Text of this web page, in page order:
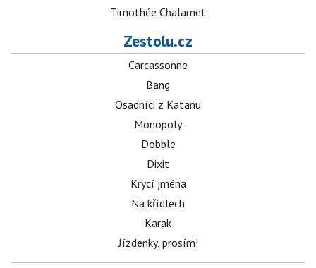
Timothée Chalamet
Zestolu.cz
Carcassonne
Bang
Osadníci z Katanu
Monopoly
Dobble
Dixit
Krycí jména
Na křídlech
Karak
Jízdenky, prosím!